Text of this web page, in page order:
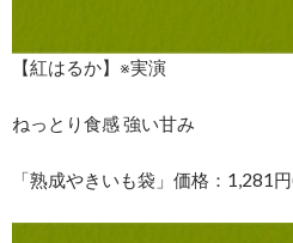
【紅はるか】※実演
ねっとり食感 強い甘み
「熟成やきいも袋」価格：1,281